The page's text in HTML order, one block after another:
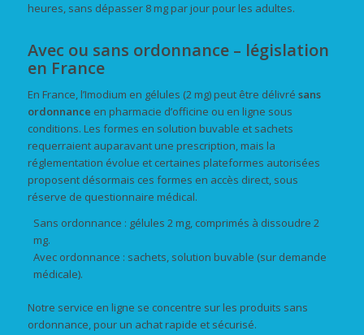
heures, sans dépasser 8 mg par jour pour les adultes.
Avec ou sans ordonnance – législation
en France
En France, l’Imodium en gélules (2 mg) peut être délivré sans
ordonnance en pharmacie d’officine ou en ligne sous
conditions. Les formes en solution buvable et sachets
requerraient auparavant une prescription, mais la
réglementation évolue et certaines plateformes autorisées
proposent désormais ces formes en accès direct, sous
réserve de questionnaire médical.
Sans ordonnance : gélules 2 mg, comprimés à dissoudre 2
mg.
Avec ordonnance : sachets, solution buvable (sur demande
médicale).
Notre service en ligne se concentre sur les produits sans
ordonnance, pour un achat rapide et sécurisé.